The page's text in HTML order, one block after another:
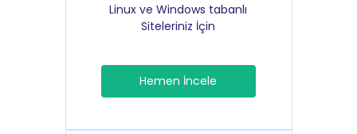
Linux ve Windows tabanlı
Siteleriniz İçin
Hemen İncele